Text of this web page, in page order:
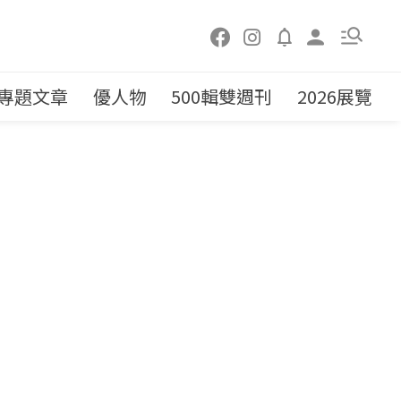
題文章 優人物 500輯雙週刊 2026展覽